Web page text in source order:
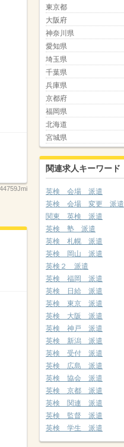
東京都
大阪府
神奈川県
愛知県
埼玉県
千葉県
兵庫県
京都府
福岡県
北海道
宮城県
関連求人キーワード
英検 会場 派遣
英検 会場 変更 派遣
関東 英検 派遣
英検 塾 派遣
英検 札幌 派遣
英検 岡山 派遣
英検２ 派遣
英検 福岡 派遣
英検 日給 派遣
英検 東京 派遣
英検 大阪 派遣
英検 神戸 派遣
英検 新潟 派遣
英検 受付 派遣
英検 広島 派遣
英検 協会 派遣
英検 京都 派遣
英検 関連 派遣
英検 監督 派遣
英検 学生 派遣